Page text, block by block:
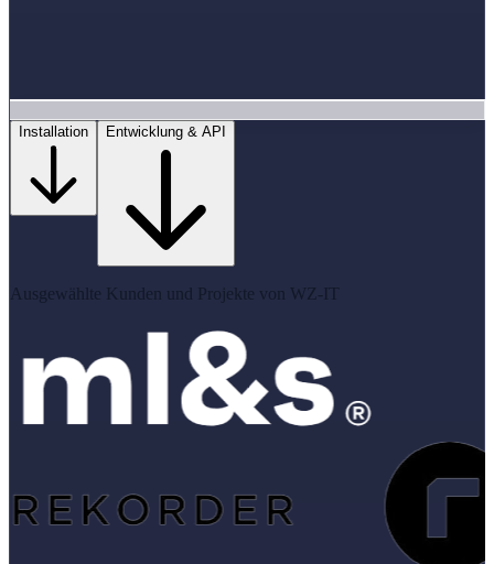
Installation Entwicklung & API
Ausgewählte Kunden und Projekte von WZ-IT